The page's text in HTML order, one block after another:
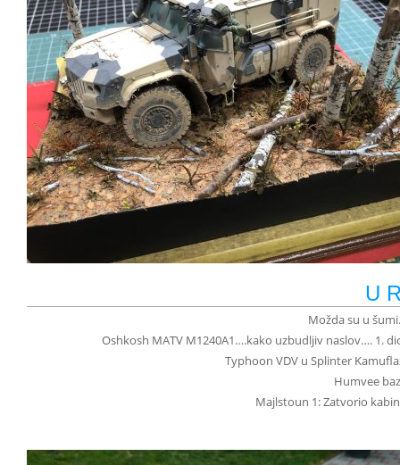
U
Možda su u
Oshkosh MATV M1240A1….kako uzbudljiv naslov…. 1. dio
Typhoon VDV u Splinter
Humvee
Majlstoun 1: Zatvorio